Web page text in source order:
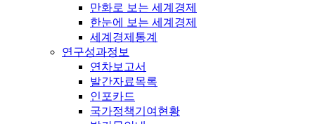
만화로 보는 세계경제
한눈에 보는 세계경제
세계경제통계
연구성과정보
연차보고서
발간자료목록
인포카드
국가정책기여현황